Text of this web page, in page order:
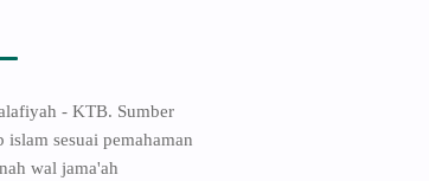
- KTB. Sumber
sesuai pemahaman
wal jama'ah